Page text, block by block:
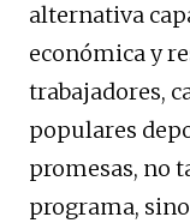
alternativa
económica y
trabajadores,
populares
promesas, no
programa,